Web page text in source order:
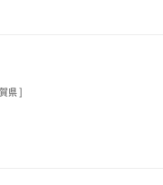
県 ]